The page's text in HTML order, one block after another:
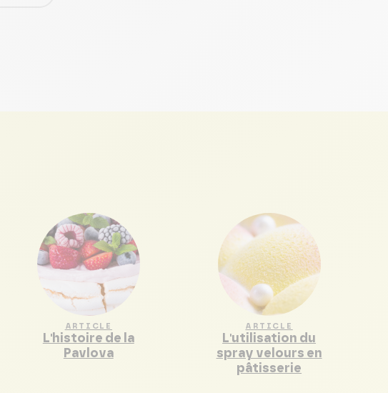
ARTICLE
L'histoire de la
Pavlova
ARTICLE
L'utilisation du
spray velours en
pâtisserie